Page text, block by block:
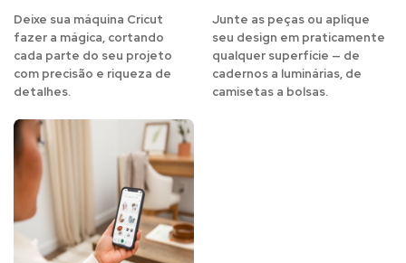
Deixe sua máquina Cricut
fazer a mágica, cortando
cada parte do seu projeto
com precisão e riqueza de
detalhes.
Junte as peças ou aplique
seu design em praticamente
qualquer superfície — de
cadernos a luminárias, de
camisetas a bolsas.